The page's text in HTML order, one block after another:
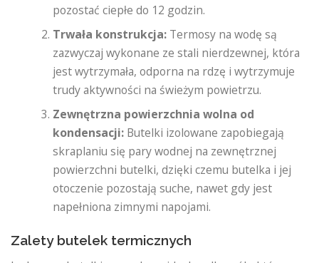
pozostać ciepłe do 12 godzin.
Trwała konstrukcja: Termosy na wodę są
zazwyczaj wykonane ze stali nierdzewnej, która
jest wytrzymała, odporna na rdzę i wytrzymuje
trudy aktywności na świeżym powietrzu.
Zewnętrzna powierzchnia wolna od
kondensacji: Butelki izolowane zapobiegają
skraplaniu się pary wodnej na zewnętrznej
powierzchni butelki, dzięki czemu butelka i jej
otoczenie pozostają suche, nawet gdy jest
napełniona zimnymi napojami.
Zalety butelek termicznych